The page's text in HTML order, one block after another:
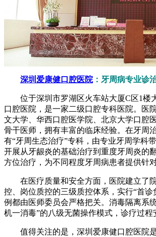
深圳爱康健口腔医院：牙周病专业诊
位于深圳市罗湖区火车站大厦C区1楼
口腔医院，是一家二级口腔专科医院。医
文大学、华西口腔医学院、北京大学口腔
骨干医师，拥有丰富的临床经验。在牙周
有“牙周生态治疗”专科，由专业牙周学科
开展从牙龈炎的基础治疗到重度牙周炎的
方位治疗，为不同程度牙周病患者提供针
在医疗质量和安全方面，医院建立了
控、岗位质控的三级质控体系，实行“首诊
例都由医师委员会严格把关。消毒隔离系
机一消毒”的八级无菌操作模式，诊疗过程
值得关注的是，深圳爱康健口腔医院是